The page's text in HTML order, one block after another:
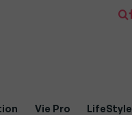
Vie Pro LifeStyle